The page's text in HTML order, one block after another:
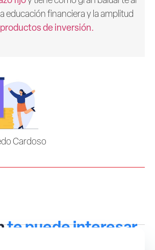
educación financiera y la amplitud
productos de inversión.
Cardoso
te puede interesar